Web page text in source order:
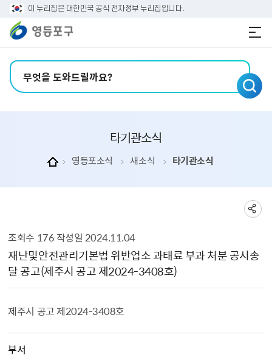
본문 바로가기
주메뉴 바로가기
이 누리집은 대한민국 공식 전자정부 누리집입니다.
타기관소식
영등포소식 새소식 타기관소식
조회수 176 작성일 2024.11.04
재난및안전관리기본법 위반업소 과태료 부과 처분 공시송
달 공고(제주시 공고 제2024-3408호)
제주시 공고 제2024-3408호
부서